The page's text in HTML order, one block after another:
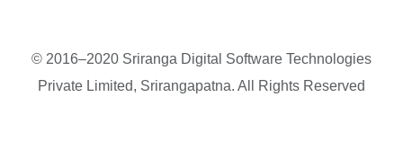
© 2016–2020 Sriranga Digital Software Technologies
Private Limited, Srirangapatna. All Rights Reserved